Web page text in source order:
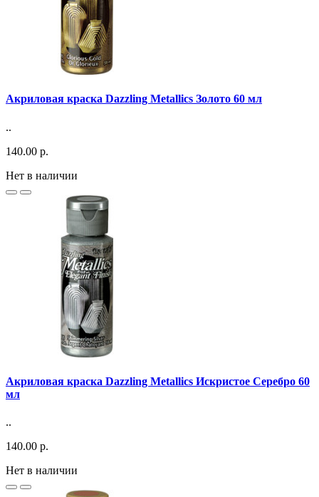
Акриловая краска Dazzling Metallics Золото 60 мл
..
140.00 р.
Нет в наличии
Акриловая краска Dazzling Metallics Искристое Серебро 60
мл
..
140.00 р.
Нет в наличии